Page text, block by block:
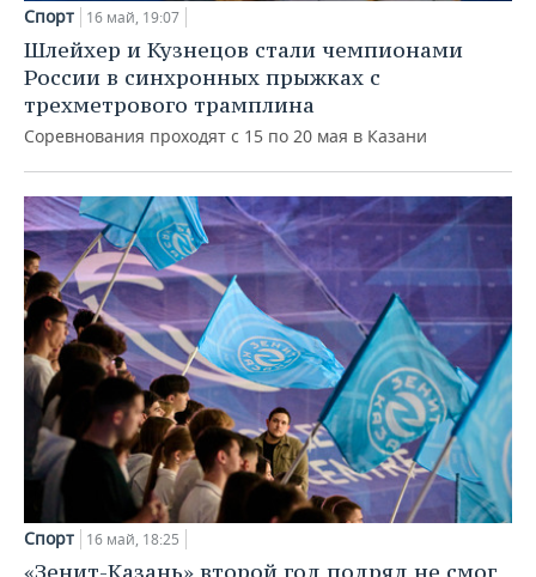
ХОККЕЙ С МЯЧОМ
ПРОИСШЕСТВИЯ
Спорт 16 май, 19:07
Шлейхер и Кузнецов стали чемпионами
России в синхронных прыжках с
трехметрового трамплина
Соревнования проходят с 15 по 20 мая в Казани
Спорт 16 май, 18:25
«Зенит-Казань» второй год подряд не смог